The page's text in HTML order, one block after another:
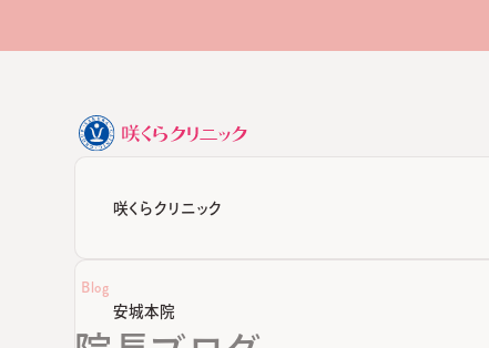
咲くらクリニック
安城本院
Blog